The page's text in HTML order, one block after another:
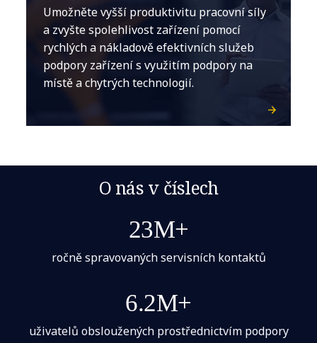
Umožněte vyšší produktivitu pracovní síly
a zvyšte spolehlivost zařízení pomocí
rychlých a nákladově efektivních služeb
podpory zařízení s využitím podpory na
místě a chytrých technologií.
O nás v číslech
23M+
ročně spravovaných servisních kontaktů
6.2M+
uživatelů obsloužených prostřednictvím podpory